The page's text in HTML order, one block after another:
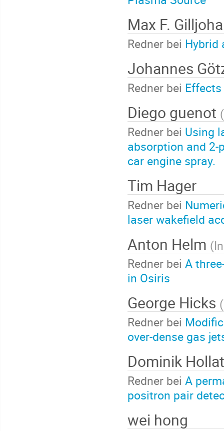
Max F.
Redner bei Hybrid
Johannes
Redner bei Effects
Diego guenot (
Redner bei Using
absorption and 2-
car engine spray.
Tim Hager
Redner bei
laser wakefield
Anton Helm (
Redner bei A
in Osiris
George Hicks (
Redner bei
over-dense gas
Dominik
Redner bei A
positron pair
wei hong